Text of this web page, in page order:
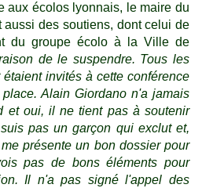
aux écolos lyonnais, le maire du
aussi des soutiens, dont celui de
du groupe écolo à la Ville de
de le suspendre. Tous les
invités à cette conférence
Alain Giordano n'a jamais
et oui, il ne tient pas à soutenir
pas un garçon qui exclut et,
présente un bon dossier pour
pas de bons éléments pour
Il n'a pas signé l'appel des